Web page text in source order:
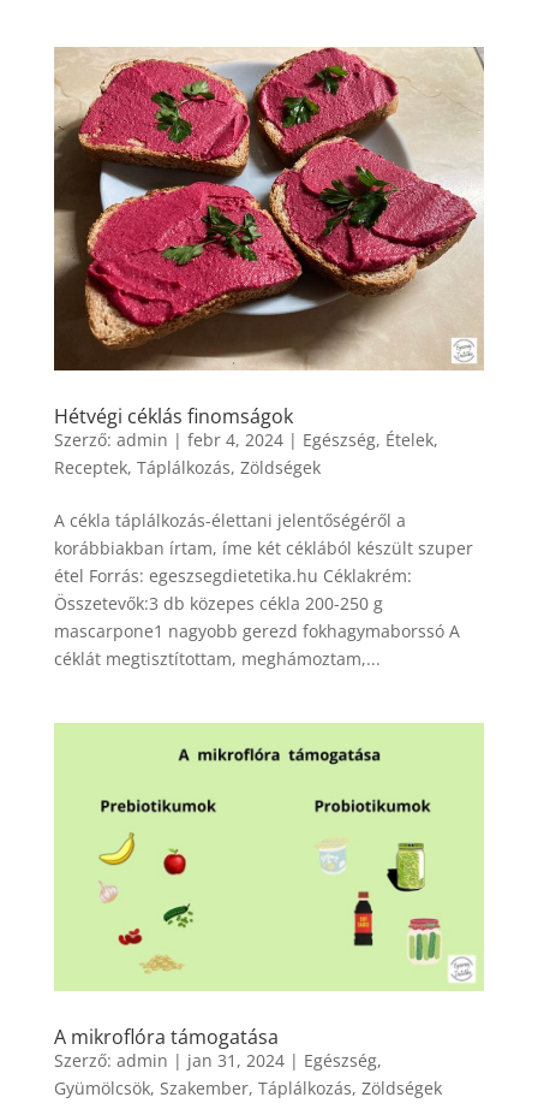
Hétvégi céklás finomságok
Szerző: admin | febr 4, 2024| Egészség, Ételek,
Receptek, Táplálkozás, Zöldségek
A cékla táplálkozás-élettani jelentőségéről a
korábbiakban írtam, íme két céklából készült szuper
étel Forrás: egeszsegdietetika.hu Céklakrém:
Összetevők:3 db közepes cékla 200-250 g
mascarpone1 nagyobb gerezd fokhagymaborssó A
céklát megtisztítottam, meghámoztam,...
A mikroflóra támogatása
Szerző: admin | jan 31, 2024| Egészség,
Gyümölcsök, Szakember, Táplálkozás, Zöldségek